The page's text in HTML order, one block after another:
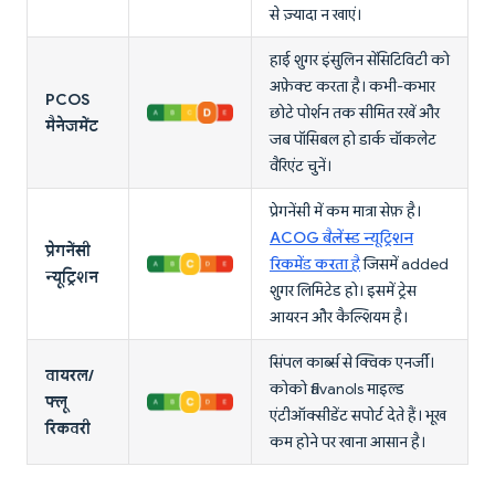
से ज़्यादा न खाएं।
PCOS
मैनेजमेंट
हाई शुगर इंसुलिन सेंसिटिविटी को
अफ़ेक्ट करता है। कभी-कभार
छोटे पोर्शन तक सीमित रखें और
जब पॉसिबल हो डार्क चॉकलेट
वैरिएंट चुनें।
प्रेगनेंसी
न्यूट्रिशन
प्रेगनेंसी में कम मात्रा सेफ़ है।
ACOG बैलेंस्ड न्यूट्रिशन
रिकमेंड करता हैजिसमें added
शुगर लिमिटेड हो। इसमें ट्रेस
आयरन और कैल्शियम है।
वायरल/
फ्लू
रिकवरी
सिंपल कार्ब्स से क्विक एनर्जी।
कोको flavanols माइल्ड
एंटीऑक्सीडेंट सपोर्ट देते हैं। भूख
कम होने पर खाना आसान है।